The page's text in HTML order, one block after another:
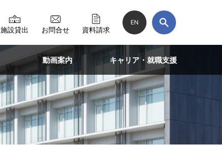
施設貸出 お問合せ 資料請求
EN
動画案内 キャリア・就職支援